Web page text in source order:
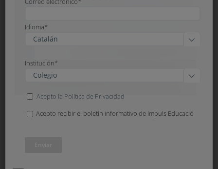
Idioma*

Institución*

Acepto la Política de Privacidad
Acepto recibir el boletín informativo de Impuls Educació